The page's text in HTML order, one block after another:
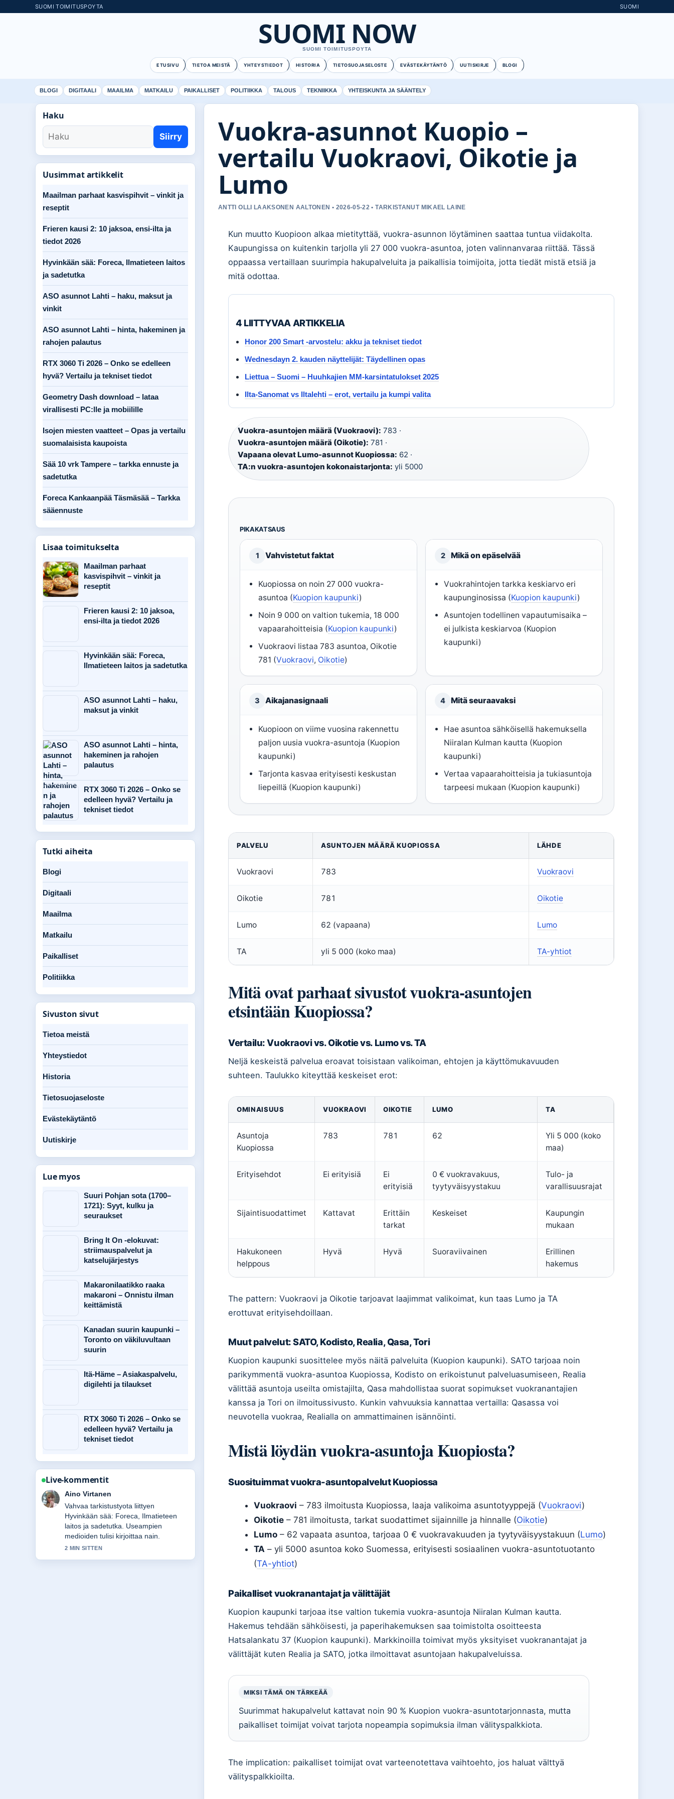
SUOMI TOIMITUSPOYTA SUOMI
SUOMI NOW
SUOMI TOIMITUSPOYTA
ETUSIVU TIETOA MEISTÄ YHTEYSTIEDOT HISTORIA TIETOSUOJASELOSTE EVÄSTEKÄYTÄNTÖ UUTISKIRJE BLOGI
BLOGI DIGITAALI MAAILMA MATKAILU PAIKALLISET POLITIIKKA TALOUS TEKNIIKKA YHTEISKUNTA JA SÄÄNTELY
Vuokra-asunnot Kuopio –
vertailu Vuokraovi, Oikotie ja
Lumo
ANTTI OLLI LAAKSONEN AALTONEN • 2026-05-22 • TARKISTANUT MIKAEL LAINE
Kun muutto Kuopioon alkaa mietityttää, vuokra-asunnon löytäminen saattaa tuntua viidakolta.
Kaupungissa on kuitenkin tarjolla yli 27 000 vuokra-asuntoa, joten valinnanvaraa riittää. Tässä
oppaassa vertaillaan suurimpia hakupalveluita ja paikallisia toimijoita, jotta tiedät mistä etsiä ja
mitä odottaa.
4 LIITTYVAA ARTIKKELIA
Honor 200 Smart -arvostelu: akku ja tekniset tiedot
Wednesdayn 2. kauden näyttelijät: Täydellinen opas
Liettua – Suomi – Huuhkajien MM-karsintatulokset 2025
Ilta-Sanomat vs Iltalehti – erot, vertailu ja kumpi valita
Vuokra-asuntojen määrä (Vuokraovi): 783 ·
Vuokra-asuntojen määrä (Oikotie): 781 ·
Vapaana olevat Lumo-asunnot Kuopiossa: 62 ·
TA:n vuokra-asuntojen kokonaistarjonta: yli 5000
PIKAKATSAUS
1 Vahvistetut faktat
Kuopiossa on noin 27 000 vuokra-
asuntoa (Kuopion kaupunki)
Noin 9 000 on valtion tukemia, 18 000
vapaarahoitteisia (Kuopion kaupunki)
Vuokraovi listaa 783 asuntoa, Oikotie
781 (Vuokraovi, Oikotie)
2 Mikä on epäselvää
Vuokrahintojen tarkka keskiarvo eri
kaupunginosissa (Kuopion kaupunki)
Asuntojen todellinen vapautumisaika –
ei julkista keskiarvoa (Kuopion
kaupunki)
3 Aikajanasignaali
Kuopioon on viime vuosina rakennettu
paljon uusia vuokra-asuntoja (Kuopion
kaupunki)
Tarjonta kasvaa erityisesti keskustan
liepeillä (Kuopion kaupunki)
4 Mitä seuraavaksi
Hae asuntoa sähköisellä hakemuksella
Niiralan Kulman kautta (Kuopion
kaupunki)
Vertaa vapaarahoitteisia ja tukiasuntoja
tarpeesi mukaan (Kuopion kaupunki)
PALVELU ASUNTOJEN MÄÄRÄ KUOPIOSSA LÄHDE
Vuokraovi 783 Vuokraovi
Oikotie 781 Oikotie
Lumo 62 (vapaana) Lumo
TA yli 5 000 (koko maa) TA-yhtiot
Mitä ovat parhaat sivustot vuokra-asuntojen
etsintään Kuopiossa?
Vertailu: Vuokraovi vs. Oikotie vs. Lumo vs. TA
Neljä keskeistä palvelua eroavat toisistaan valikoiman, ehtojen ja käyttömukavuuden
suhteen. Taulukko kiteyttää keskeiset erot:
OMINAISUUS VUOKRAOVI OIKOTIE LUMO TA
Asuntoja
Kuopiossa
783 781 62
Yli 5 000 (koko
maa)
Erityisehdot Ei erityisiä
Ei
erityisiä
0 € vuokravakuus,
tyytyväisyystakuu
Tulo- ja
varallisuusrajat
Sijaintisuodattimet Kattavat
Erittäin
tarkat
Keskeiset
Kaupungin
mukaan
Hakukoneen
helppous
Hyvä Hyvä Suoraviivainen
Erillinen
hakemus
The pattern: Vuokraovi ja Oikotie tarjoavat laajimmat valikoimat, kun taas Lumo ja TA
erottuvat erityisehdoillaan.
Muut palvelut: SATO, Kodisto, Realia, Qasa, Tori
Kuopion kaupunki suosittelee myös näitä palveluita (Kuopion kaupunki). SATO tarjoaa noin
parikymmentä vuokra-asuntoa Kuopiossa, Kodisto on erikoistunut palveluasumiseen, Realia
välittää asuntoja useilta omistajilta, Qasa mahdollistaa suorat sopimukset vuokranantajien
kanssa ja Tori on ilmoitussivusto. Kunkin vahvuuksia kannattaa vertailla: Qasassa voi
neuvotella vuokraa, Realialla on ammattimainen isännöinti.
Mistä löydän vuokra-asuntoja Kuopiosta?
Suosituimmat vuokra-asuntopalvelut Kuopiossa
Vuokraovi – 783 ilmoitusta Kuopiossa, laaja valikoima asuntotyyppejä (Vuokraovi)
Oikotie – 781 ilmoitusta, tarkat suodattimet sijainnille ja hinnalle (Oikotie)
Lumo – 62 vapaata asuntoa, tarjoaa 0 € vuokravakuuden ja tyytyväisyystakuun (Lumo)
TA – yli 5000 asuntoa koko Suomessa, erityisesti sosiaalinen vuokra-asuntotuotanto
(TA-yhtiot)
Paikalliset vuokranantajat ja välittäjät
Kuopion kaupunki tarjoaa itse valtion tukemia vuokra-asuntoja Niiralan Kulman kautta.
Hakemus tehdään sähköisesti, ja paperihakemuksen saa toimistolta osoitteesta
Hatsalankatu 37 (Kuopion kaupunki). Markkinoilla toimivat myös yksityiset vuokranantajat ja
välittäjät kuten Realia ja SATO, jotka ilmoittavat asuntojaan hakupalveluissa.
MIKSI TÄMÄ ON TÄRKEÄÄ
Suurimmat hakupalvelut kattavat noin 90 % Kuopion vuokra-asuntotarjonnasta, mutta
paikalliset toimijat voivat tarjota nopeampia sopimuksia ilman välityspalkkiota.
The implication: paikalliset toimijat ovat varteenotettava vaihtoehto, jos haluat välttyä
välityspalkkioilta.
Haku
Siirry
Uusimmat artikkelit
Maailman parhaat kasvispihvit – vinkit ja
reseptit
Frieren kausi 2: 10 jaksoa, ensi-ilta ja
tiedot 2026
Hyvinkään sää: Foreca, Ilmatieteen laitos
ja sadetutka
ASO asunnot Lahti – haku, maksut ja
vinkit
ASO asunnot Lahti – hinta, hakeminen ja
rahojen palautus
RTX 3060 Ti 2026 – Onko se edelleen
hyvä? Vertailu ja tekniset tiedot
Geometry Dash download – lataa
virallisesti PC:lle ja mobiilille
Isojen miesten vaatteet – Opas ja vertailu
suomalaisista kaupoista
Sää 10 vrk Tampere – tarkka ennuste ja
sadetutka
Foreca Kankaanpää Täsmäsää – Tarkka
sääennuste
Lisaa toimitukselta
Maailman parhaat
kasvispihvit – vinkit ja
reseptit
Frieren kausi 2: 10 jaksoa,
ensi-ilta ja tiedot 2026
Hyvinkään sää: Foreca,
Ilmatieteen laitos ja sadetutka
ASO asunnot Lahti – haku,
maksut ja vinkit
ASO asunnot Lahti – hinta,
hakeminen ja rahojen
palautus
RTX 3060 Ti 2026 – Onko se
edelleen hyvä? Vertailu ja
tekniset tiedot
Tutki aiheita
Blogi
Digitaali
Maailma
Matkailu
Paikalliset
Politiikka
Sivuston sivut
Tietoa meistä
Yhteystiedot
Historia
Tietosuojaseloste
Evästekäytäntö
Uutiskirje
Lue myos
Suuri Pohjan sota (1700–
1721): Syyt, kulku ja
seuraukset
Bring It On -elokuvat:
striimauspalvelut ja
katselujärjestys
Makaronilaatikko raaka
makaroni – Onnistu ilman
keittämistä
Kanadan suurin kaupunki –
Toronto on väkiluvultaan
suurin
Itä-Häme – Asiakaspalvelu,
digilehti ja tilaukset
RTX 3060 Ti 2026 – Onko se
edelleen hyvä? Vertailu ja
tekniset tiedot
Live-kommentit
Elias Korhonen
Hyva yhteenveto aiheesta Maailman
parhaat kasvispihvit – vinkit ja reseptit.
Tama on tahan mennessa selkein
kooste tanaan.
4 MIN SITTEN